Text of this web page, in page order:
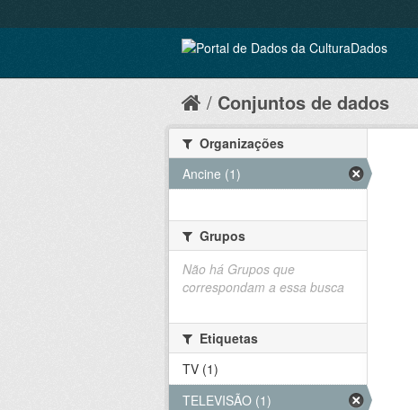
Conjuntos de dados
Organizações
Ancine (1)
Grupos
Não há Grupos que
correspondam a essa busca
Etiquetas
TV (1)
TELEVISÃO (1)